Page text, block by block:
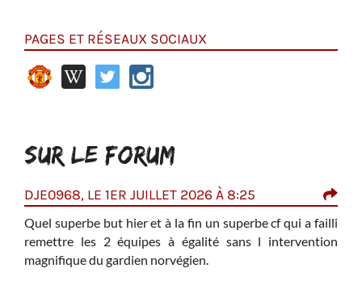
PAGES ET RÉSEAUX SOCIAUX
SUR LE FORUM
DJE0968, LE 1ER JUILLET 2026 À 8:25
Quel superbe but hier et à la fin un superbe cf qui a failli
remettre les 2 équipes à égalité sans l intervention
magnifique du gardien norvégien.